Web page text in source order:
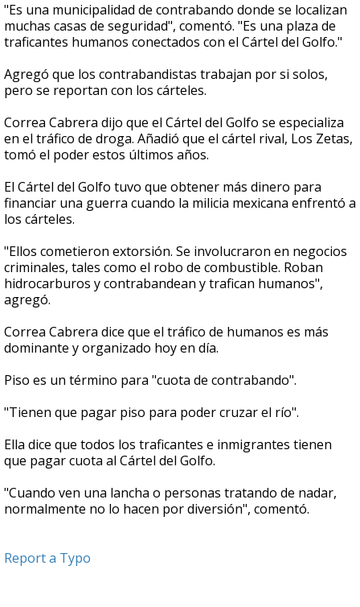
"Es una municipalidad de contrabando donde se localizan
muchas casas de seguridad", comentó. "Es una plaza de
traficantes humanos conectados con el Cártel del Golfo."
Agregó que los contrabandistas trabajan por si solos,
pero se reportan con los cárteles.
Correa Cabrera dijo que el Cártel del Golfo se especializa
en el tráfico de droga. Añadió que el cártel rival, Los Zetas,
tomó el poder estos últimos años.
El Cártel del Golfo tuvo que obtener más dinero para
financiar una guerra cuando la milicia mexicana enfrentó a
los cárteles.
"Ellos cometieron extorsión. Se involucraron en negocios
criminales, tales como el robo de combustible. Roban
hidrocarburos y contrabandean y trafican humanos",
agregó.
Correa Cabrera dice que el tráfico de humanos es más
dominante y organizado hoy en día.
Piso es un término para "cuota de contrabando".
"Tienen que pagar piso para poder cruzar el río".
Ella dice que todos los traficantes e inmigrantes tienen
que pagar cuota al Cártel del Golfo.
"Cuando ven una lancha o personas tratando de nadar,
normalmente no lo hacen por diversión", comentó.
Report a Typo